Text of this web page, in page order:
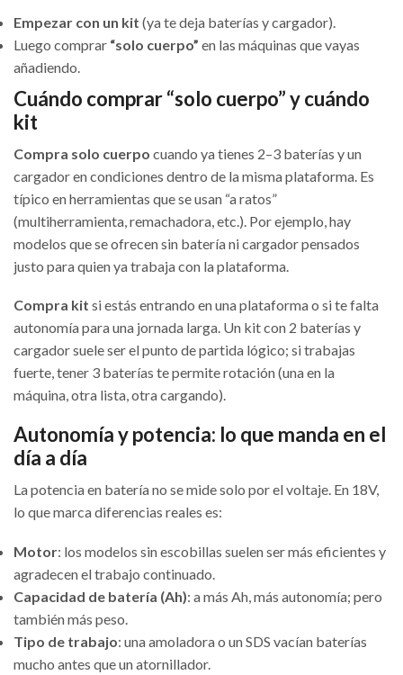
Empezar con un kit (ya te deja baterías y cargador).
Luego comprar “solo cuerpo” en las máquinas que vayas
añadiendo.
Cuándo comprar “solo cuerpo” y cuándo
kit
Compra solo cuerpo cuando ya tienes 2–3 baterías y un
cargador en condiciones dentro de la misma plataforma. Es
típico en herramientas que se usan “a ratos”
(multiherramienta, remachadora, etc.). Por ejemplo, hay
modelos que se ofrecen sin batería ni cargador pensados
justo para quien ya trabaja con la plataforma.
Compra kit si estás entrando en una plataforma o si te falta
autonomía para una jornada larga. Un kit con 2 baterías y
cargador suele ser el punto de partida lógico; si trabajas
fuerte, tener 3 baterías te permite rotación (una en la
máquina, otra lista, otra cargando).
Autonomía y potencia: lo que manda en el
día a día
La potencia en batería no se mide solo por el voltaje. En 18V,
lo que marca diferencias reales es:
Motor: los modelos sin escobillas suelen ser más eficientes y
agradecen el trabajo continuado.
Capacidad de batería (Ah): a más Ah, más autonomía; pero
también más peso.
Tipo de trabajo: una amoladora o un SDS vacían baterías
mucho antes que un atornillador.